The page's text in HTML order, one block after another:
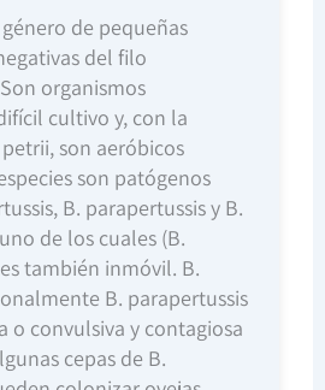
de pequeñas
del filo
organismos
cultivo y, con la
son aeróbicos
son patógenos
B. parapertussis y B.
de los cuales (B.
también inmóvil. B.
B. parapertussis
o convulsiva y contagiosa
cepas de B.